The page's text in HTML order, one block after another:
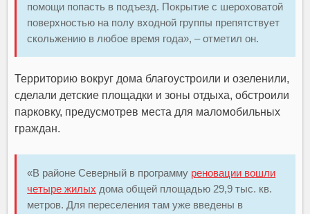
помощи попасть в подъезд. Покрытие с шероховатой
поверхностью на полу входной группы препятствует
скольжению в любое время года», – отметил он.
Территорию вокруг дома благоустроили и озеленили,
сделали детские площадки и зоны отдыха, обстроили
парковку, предусмотрев места для маломобильных
граждан.
«В районе Северный в программу реновации вошли
четыре жилых дома общей площадью 29,9 тыс. кв.
метров. Для переселения там уже введены в